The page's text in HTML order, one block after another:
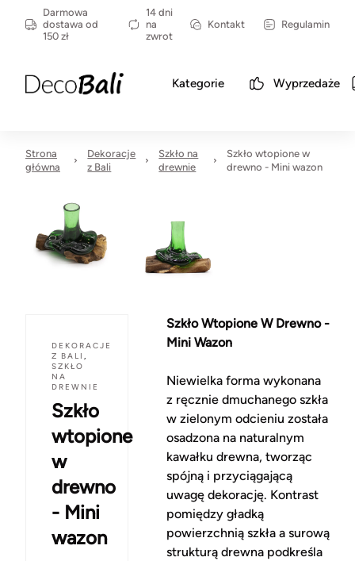
Darmowa
dostawa od
150 zł
14 dni
na
zwrot
Kontakt Regulamin
Kategorie Wyprzedaże
Strona
główna
Dekoracje
z Bali
Szkło na
drewnie
Szkło wtopione w
drewno - Mini wazon
DEKORACJE
Z BALI ,
SZKŁO
NA
DREWNIE
Szkło
wtopione
w
drewno
- Mini
wazon
Szkło Wtopione W Drewno -
Mini Wazon
Niewielka forma wykonana
z ręcznie dmuchanego szkła
w zielonym odcieniu została
osadzona na naturalnym
kawałku drewna, tworząc
spójną i przyciągającą
uwagę dekorację. Kontrast
pomiędzy gładką
powierzchnią szkła a surową
strukturą drewna podkreśla